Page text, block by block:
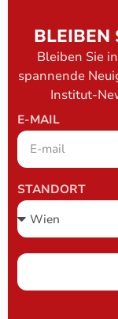
BLEIBEN
Bleiben Sie
spannende
Institut-
E-MAIL
STANDORT